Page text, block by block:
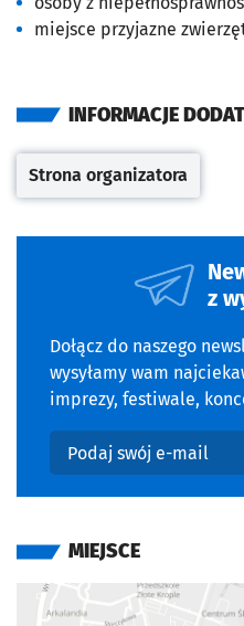
miejsce przyjazne
INFORMACJE
Otwiera się w
Strona organizatora
z
Dołącz do naszego
wysyłamy wam
imprezy, festiwale,
Podaj swój e-mail
MIEJSCE